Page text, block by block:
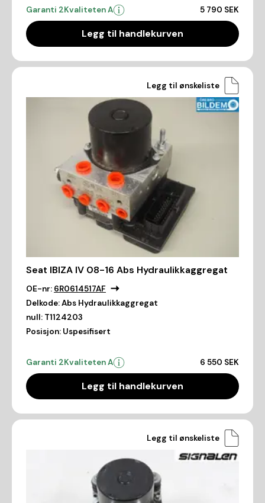
Garanti 2Kvaliteten A 5 790 SEK
Legg til handlekurven
Legg til ønskeliste
Seat IBIZA IV 08-16 Abs Hydraulikkaggregat
OE-nr: 6R0614517AF
Delkode:Abs Hydraulikkaggregat
null: T1124203
Posisjon: Uspesifisert
Garanti 2Kvaliteten A 6 550 SEK
Legg til handlekurven
Legg til ønskeliste